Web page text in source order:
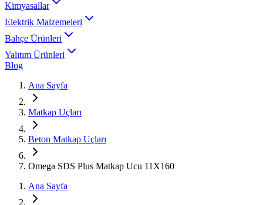
Kimyasallar
Elektrik Malzemeleri
Bahçe Ürünleri
Yalıtım Ürünleri
Blog
Ana Sayfa
Matkap Uçları
Beton Matkap Uçları
Omega SDS Plus Matkap Ucu 11X160
Ana Sayfa